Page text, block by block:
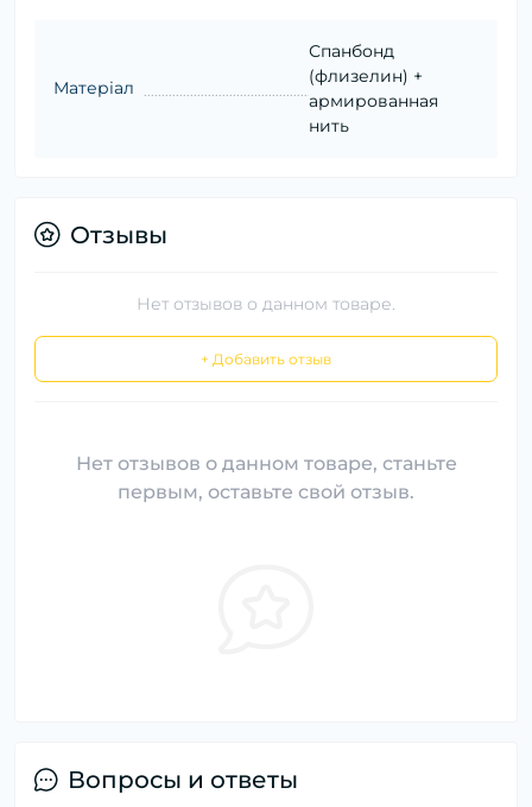
Матеріал
Спанбонд
(флизелин) +
армированная
нить
Отзывы
Нет отзывов о данном товаре.
+ Добавить отзыв
Нет отзывов о данном товаре, станьте
первым, оставьте свой отзыв.
Вопросы и ответы